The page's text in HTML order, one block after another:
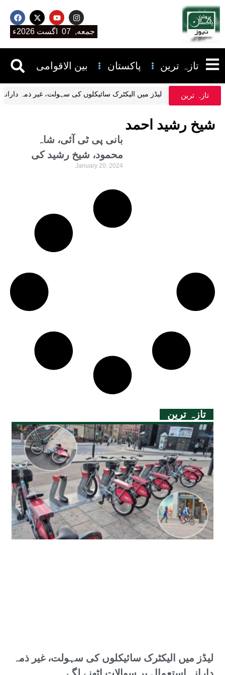
جمعه, 07 اگست 2026ء
بین الاقوامی پاکستان تازہ ترین
تازہ ترین لیڈز میں الیکٹرک سائیکلوں کی سہولت، غیر ذمہ
تازہ ترین
لیڈز میں الیکٹرک سائیکلوں کی سہولت، غیر ذمہ
شیخ رشید احمد
بانی پی ٹی آئی، شاہ
محمود، شیخ رشید کی
درخواست ضمانت پر
ملتوی،کیوں ْ؟ وجہ بھی
سامنے آ گئی
January 20, 2024